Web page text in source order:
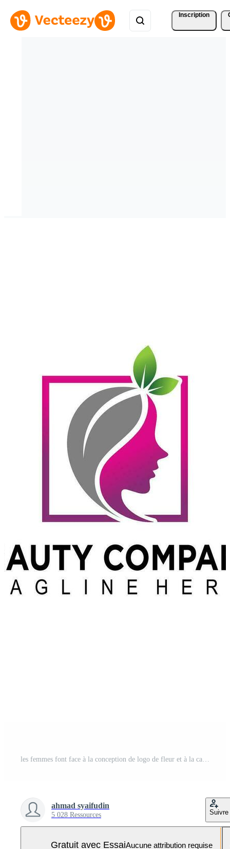
Inscription
les femmes font face à la conception de logo de fleur et à la carte de visite. logo de femmes naturelles pour salon de beauté, spa, cosmétique et soins de la peau. modèle féminin de luxe. Vecteur Pro et SVG Pro
ahmad syaifudin
5 028 Ressources Suivre
Gratuit avec EssaiAucune attribution requise